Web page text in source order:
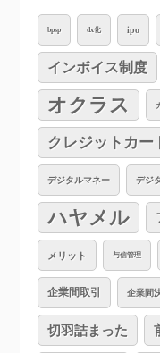
bpsp dx化 ipo
インボイス制度
オクラス
クレジットカー
デジタルマネー デジ
ハヤメル
メリット 与信管理
企業間取引 企業間
切羽詰まった